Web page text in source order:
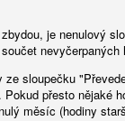
je nenulový
sloupečku
přesto nějaké
měsíc (hodiny